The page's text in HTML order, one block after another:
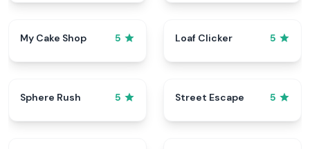
My Cake Shop 5 Loaf Clicker 5
Sphere Rush 5 Street Escape 5